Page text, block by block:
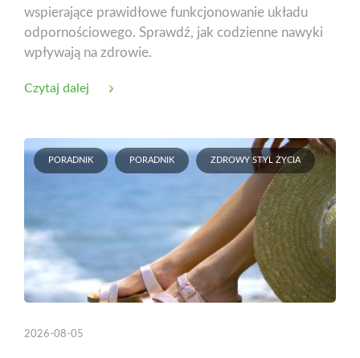
wspierające prawidłowe funkcjonowanie układu
odpornościowego. Sprawdź, jak codzienne nawyki
wpływają na zdrowie.
Czytaj dalej
PORADNIK PORADNIK ZDROWY STYL ŻYCIA
2026-08-05